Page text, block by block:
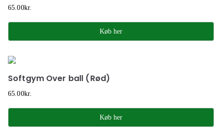
65.00kr.
Køb her
Softgym Over ball (Rød)
65.00kr.
Køb her